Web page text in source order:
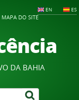
EN ES
MAPA DO SITE
DA BAHIA